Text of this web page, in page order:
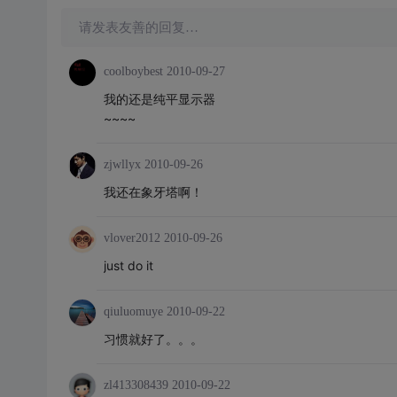
请发表友善的回复…
coolboybest 2010-09-27
我的还是纯平显示器
~~~~
zjwllyx 2010-09-26
我还在象牙塔啊！
vlover2012 2010-09-26
just do it
qiuluomuye 2010-09-22
习惯就好了。。。
zl413308439 2010-09-22